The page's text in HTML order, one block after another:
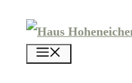
Zum
Inhalt
springen